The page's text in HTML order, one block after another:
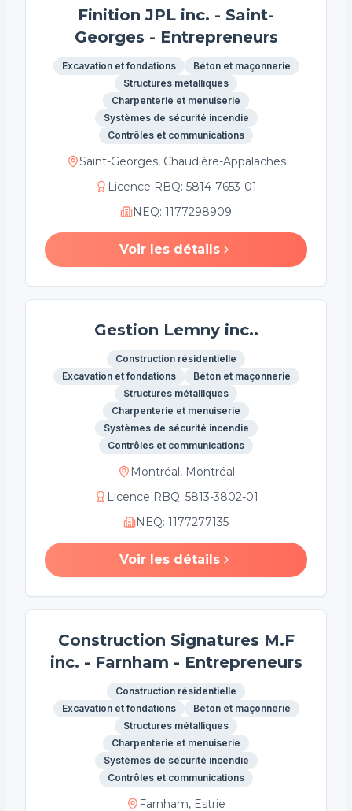
Finition JPL inc. - Saint-
Georges - Entrepreneurs
Excavation et fondations
Béton et maçonnerie
Structures métalliques
Charpenterie et menuiserie
Systèmes de sécurité incendie
Contrôles et communications
Saint-Georges, Chaudière-Appalaches
Licence RBQ: 5814-7653-01
NEQ: 1177298909
Voir les détails
Gestion Lemny inc..
Construction résidentielle
Excavation et fondations
Béton et maçonnerie
Structures métalliques
Charpenterie et menuiserie
Systèmes de sécurité incendie
Contrôles et communications
Montréal, Montréal
Licence RBQ: 5813-3802-01
NEQ: 1177277135
Voir les détails
Construction Signatures M.F
inc. - Farnham - Entrepreneurs
Construction résidentielle
Excavation et fondations
Béton et maçonnerie
Structures métalliques
Charpenterie et menuiserie
Systèmes de sécurité incendie
Contrôles et communications
Farnham, Estrie